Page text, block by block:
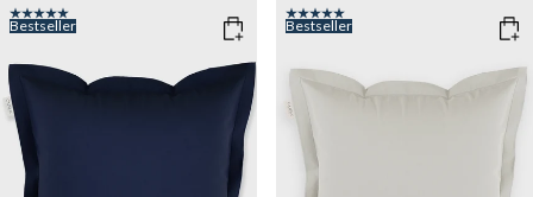
Bestseller Bestseller